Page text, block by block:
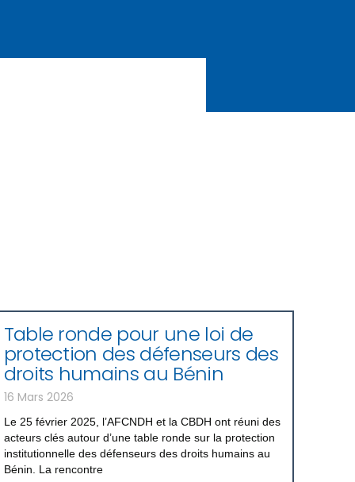
Table ronde pour une loi de
protection des défenseurs des
droits humains au Bénin
16 Mars 2026
Le 25 février 2025, l’AFCNDH et la CBDH ont réuni des
acteurs clés autour d’une table ronde sur la protection
institutionnelle des défenseurs des droits humains au
Bénin. La rencontre